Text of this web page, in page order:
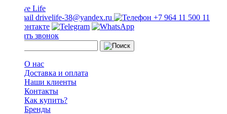
drivelife-38@yandex.ru +7 964 11 500 11
Заказать звонок
О нас
Доставка и оплата
Наши клиенты
Контакты
Как купить?
Бренды